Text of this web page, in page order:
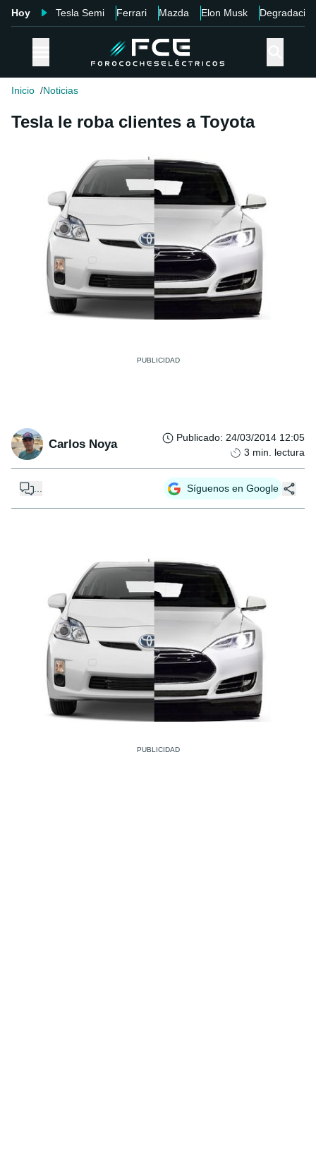
Hoy Tesla Semi Ferrari Mazda Elon Musk Degradación
Inicio Noticias
Tesla le roba clientes a Toyota
Carlos Noya Publicado: 24/03/2014 12:05
3 min. lectura
... Síguenos en Google